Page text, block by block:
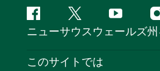
フ
ェ
ス
ツ
イ
タ
ユ
ー
ニューサウスウェールズ州
お問い合わせ
このサイトでは